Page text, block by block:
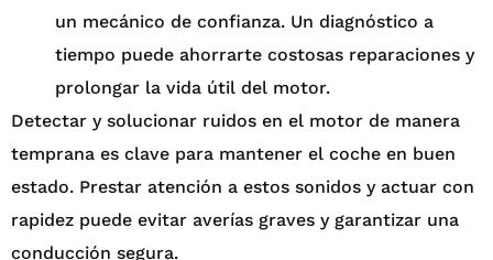
un mecánico de confianza. Un diagnóstico a
tiempo puede ahorrarte costosas reparaciones y
prolongar la vida útil del motor.
Detectar y solucionar ruidos en el motor de manera
temprana es clave para mantener el coche en buen
estado. Prestar atención a estos sonidos y actuar con
rapidez puede evitar averías graves y garantizar una
conducción segura.